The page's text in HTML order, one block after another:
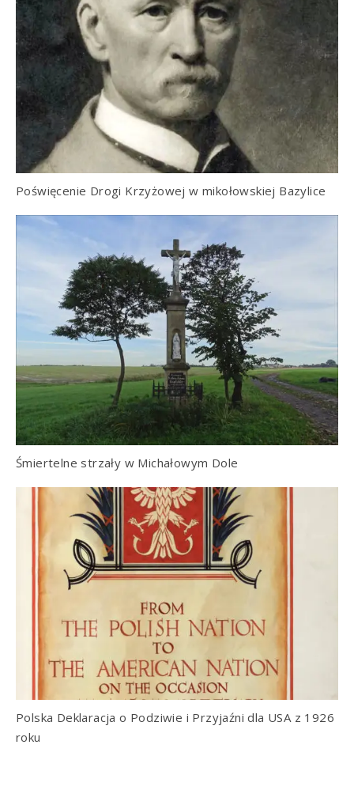
Poświęcenie Drogi Krzyżowej w mikołowskiej Bazylice
Śmiertelne strzały w Michałowym Dole
Polska Deklaracja o Podziwie i Przyjaźni dla USA z 1926
roku